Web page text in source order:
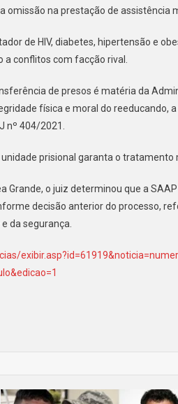
Sua
Para
São
omissão na prestação de assistência
de HIV, diabetes, hipertensão e
a conflitos com facção rival.
de presos é matéria da
física e moral do reeducando,
nº 404/2021.
prisional garanta o tratamento
Grande, o juiz determinou que a
decisão anterior do processo,
da segurança.